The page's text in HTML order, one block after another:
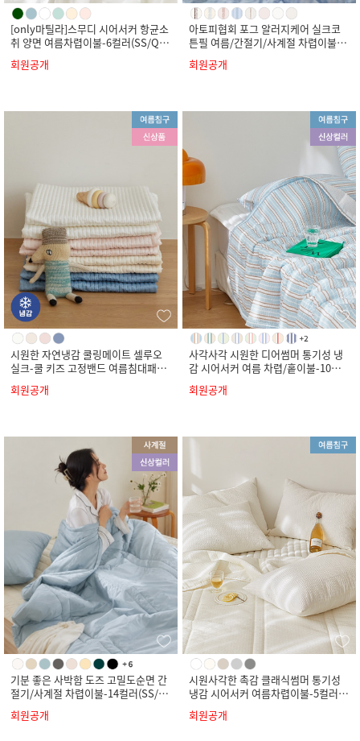
[only마틸라]스무디 시어서커 항균소
취 양면 여름차렵이불-6컬러(SS/Q/
K)
회원공개
아토피협회 포그 알러지케어 실크코
튼필 여름/간절기/사계절 차렵이불-8
컬러(SS/Q/K)
회원공개
시원한 자연냉감 쿨링메이트 셀루오
실크-쿨 키즈 고정밴드 여름침대패드-
4컬러(SS)
회원공개
사각사각 시원한 디어썸머 통기성 냉
감 시어서커 여름 차렵/홑이불-10컬
러(SS/Q/K)
회원공개
기분 좋은 사박함 도즈 고밀도순면 간
절기/사계절 차렵이불-14컬러(SS/Q/
회원공개
시원사각한 촉감 클래식썸머 통기성
냉감 시어서커 여름차렵이불-5컬러(S
회원공개